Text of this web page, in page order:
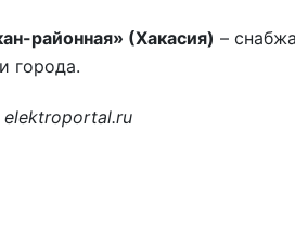
районная» (Хакасия) –
города.